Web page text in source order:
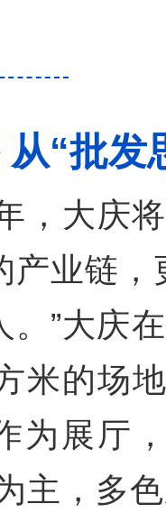
“批发
大庆将
产业链
。”大庆
米的场
为展厅
主，多